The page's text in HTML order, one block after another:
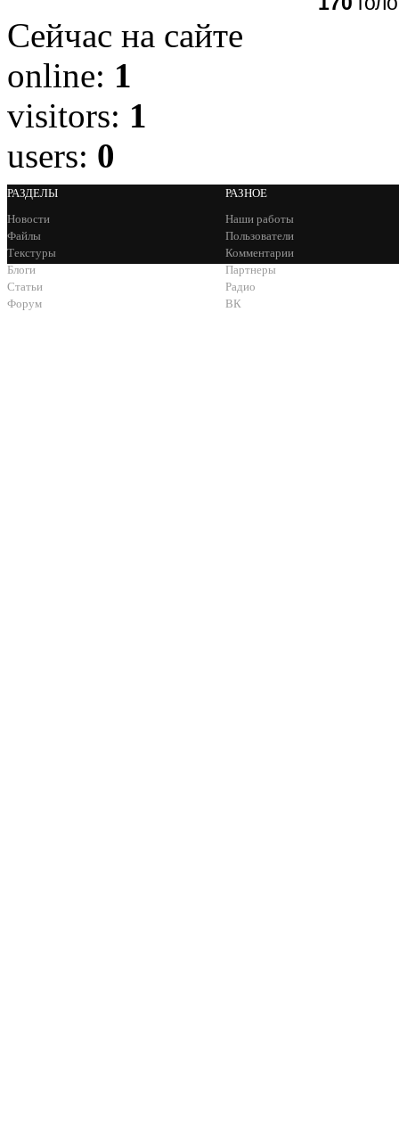
Сейчас на сайте
online: 1
visitors: 1
users: 0
РАЗДЕЛЫ
Новости
Файлы
Текстуры
Блоги
Статьи
Форум
РАЗНОЕ
Наши работы
Пользователи
Комментарии
Партнеры
Радио
ВК